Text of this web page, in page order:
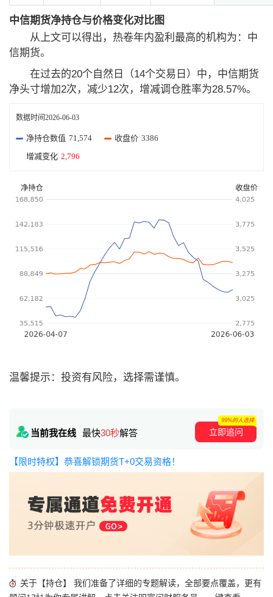
中信期货净持仓与价格变化对比图
从上文可以得出，热卷年内盈利最高的机构为：中
信期货。
在过去的20个自然日（14个交易日）中，中信期货
净头寸增加2次，减少12次，增减调仓胜率为28.57%。
数据时间 2026-06-03
净持仓数值 71,574 收盘价 3386
增减变化 2,796
温馨提示：投资有风险，选择需谨慎。
当前我在线 最快30秒解答 立即追问
99%的人选择
【限时特权】恭喜解锁期货T+0交易资格！
关于【持仓】 我们准备了详细的专题解读，全部要点覆盖，更有